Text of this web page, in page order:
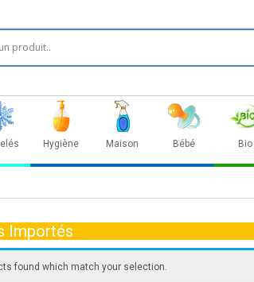
Hygiène Maison Bébé Bio
Importés
found which match your selection.